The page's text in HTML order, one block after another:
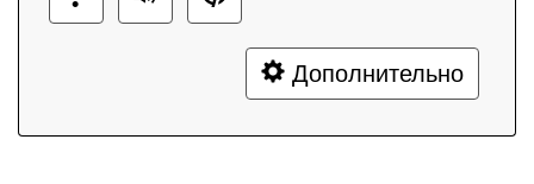
Дополнительно